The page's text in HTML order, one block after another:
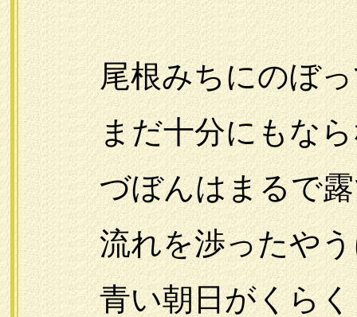
尾根みちにのぼっ
まだ十分にもなら
づぼんはまるで露
流れを渉ったやう
青い朝日がくらく